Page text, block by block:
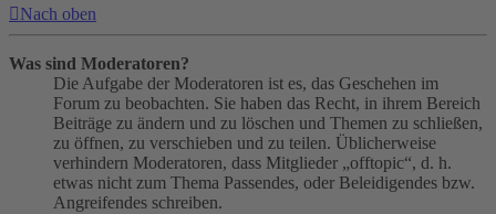
Nach oben
Was sind Moderatoren?
Die Aufgabe der Moderatoren ist es, das Geschehen im
Forum zu beobachten. Sie haben das Recht, in ihrem Bereich
Beiträge zu ändern und zu löschen und Themen zu schließen,
zu öffnen, zu verschieben und zu teilen. Üblicherweise
verhindern Moderatoren, dass Mitglieder „offtopic“, d. h.
etwas nicht zum Thema Passendes, oder Beleidigendes bzw.
Angreifendes schreiben.